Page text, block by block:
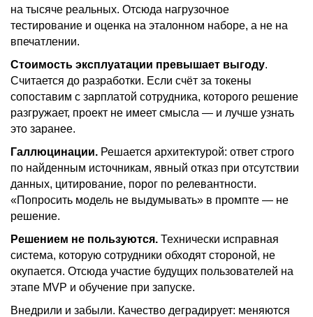
на тысяче реальных. Отсюда нагрузочное
тестирование и оценка на эталонном наборе, а не на
впечатлении.
Стоимость эксплуатации превышает выгоду.
Считается до разработки. Если счёт за токены
сопоставим с зарплатой сотрудника, которого решение
разгружает, проект не имеет смысла — и лучше узнать
это заранее.
Галлюцинации. Решается архитектурой: ответ строго
по найденным источникам, явный отказ при отсутствии
данных, цитирование, порог по релевантности.
«Попросить модель не выдумывать» в промпте — не
решение.
Решением не пользуются. Технически исправная
система, которую сотрудники обходят стороной, не
окупается. Отсюда участие будущих пользователей на
этапе MVP и обучение при запуске.
Внедрили и забыли. Качество деградирует: меняются